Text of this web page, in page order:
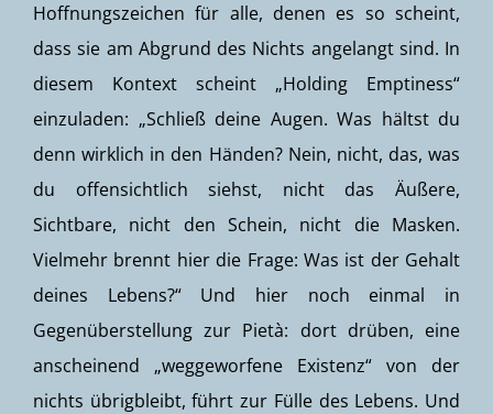
Hoffnungszeichen für alle, denen es so scheint,
dass sie am Abgrund des Nichts angelangt sind. In
diesem Kontext scheint „Holding Emptiness“
einzuladen: „Schließ deine Augen. Was hältst du
denn wirklich in den Händen? Nein, nicht, das, was
du offensichtlich siehst, nicht das Äußere,
Sichtbare, nicht den Schein, nicht die Masken.
Vielmehr brennt hier die Frage: Was ist der Gehalt
deines Lebens?“ Und hier noch einmal in
Gegenüberstellung zur Pietà: dort drüben, eine
anscheinend „weggeworfene Existenz“ von der
nichts übrigbleibt, führt zur Fülle des Lebens. Und